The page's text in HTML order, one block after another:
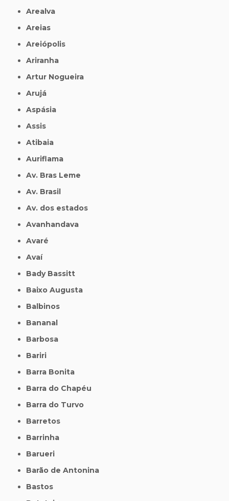
Arealva
Areias
Areiópolis
Ariranha
Artur Nogueira
Arujá
Aspásia
Assis
Atibaia
Auriflama
Av. Bras Leme
Av. Brasil
Av. dos estados
Avanhandava
Avaré
Avaí
Bady Bassitt
Baixo Augusta
Balbinos
Bananal
Barbosa
Bariri
Barra Bonita
Barra do Chapéu
Barra do Turvo
Barretos
Barrinha
Barueri
Barão de Antonina
Bastos